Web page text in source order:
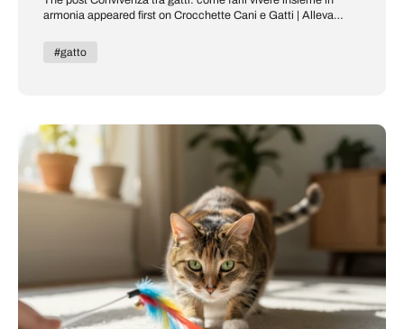
armonia appeared first on Crocchette Cani e Gatti | Alleva
#gatto